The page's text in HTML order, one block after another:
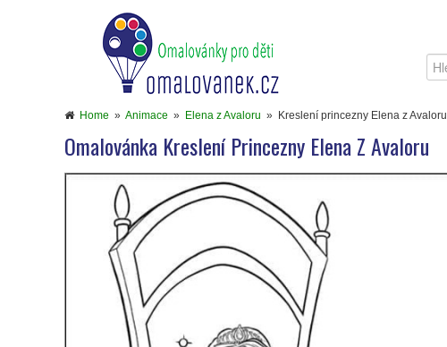
Home » Animace » Elena z Avaloru » Kreslení princezny Elena z Avaloru
Omalovánka Kreslení Princezny Elena Z Avaloru